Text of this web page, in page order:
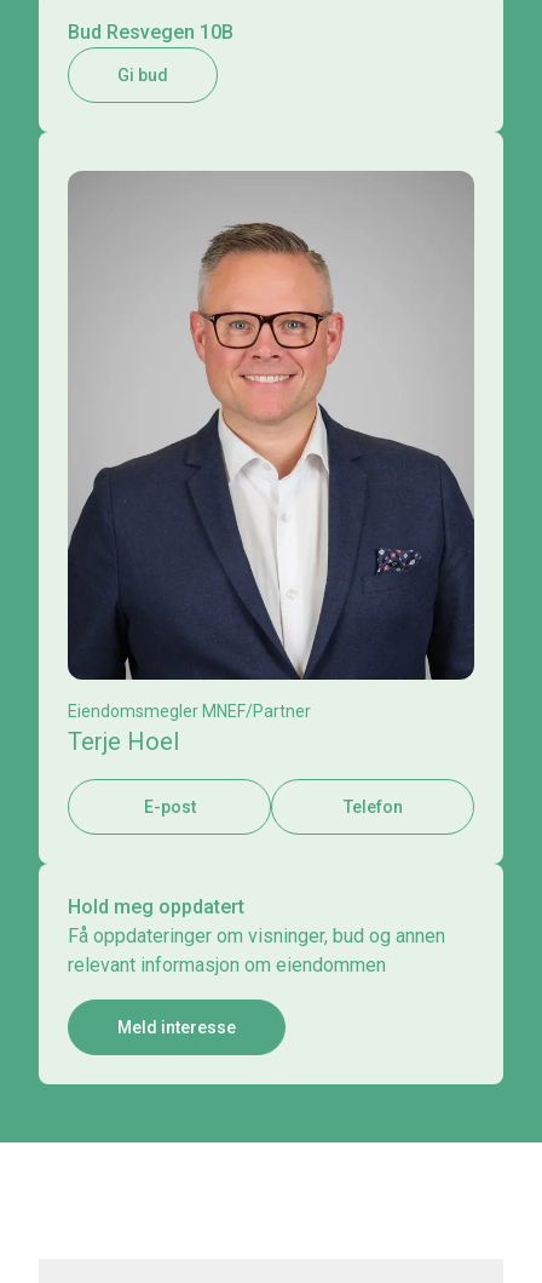
Bud Resvegen 10B
Gi bud
Eiendomsmegler MNEF/Partner
Terje Hoel
E-post Telefon
Hold meg oppdatert
Få oppdateringer om visninger, bud og annen
relevant informasjon om eiendommen
Meld interesse